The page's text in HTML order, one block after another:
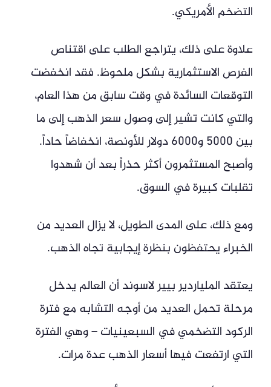
التضخم الأمريكي.
علاوة على ذلك، يتراجع الطلب على اقتناص
الفرص الاستثمارية بشكل ملحوظ. فقد انخفضت
التوقعات السائدة في وقت سابق من هذا العام،
والتي كانت تشير إلى وصول سعر الذهب إلى ما
بين 5000 و6000 دولار للأونصة، انخفاضاً حاداً.
وأصبح المستثمرون أكثر حذراً بعد أن شهدوا
تقلبات كبيرة في السوق.
ومع ذلك، على المدى الطويل، لا يزال العديد من
الخبراء يحتفظون بنظرة إيجابية تجاه الذهب.
يعتقد الملياردير بيير لاسوند أن العالم يدخل
مرحلة تحمل العديد من أوجه التشابه مع فترة
الركود التضخمي في السبعينيات – وهي الفترة
التي ارتفعت فيها أسعار الذهب عدة مرات.